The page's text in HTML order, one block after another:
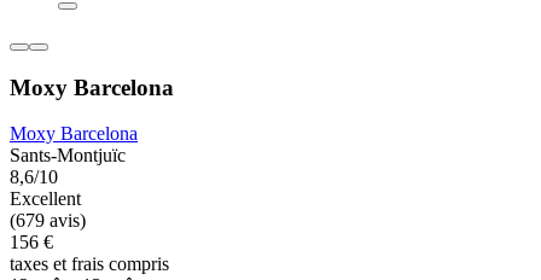
Moxy Barcelona
Moxy Barcelona
Sants-Montjuïc
8,6/10
Excellent
(679 avis)
156 €
taxes et frais compris